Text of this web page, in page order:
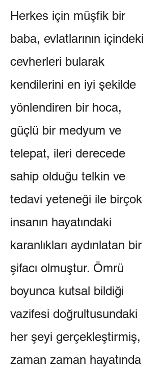
Herkes için müşfik bir
baba, evlatlarının içindeki
cevherleri bularak
kendilerini en iyi şekilde
yönlendiren bir hoca,
güçlü bir medyum ve
telepat, ileri derecede
sahip olduğu telkin ve
tedavi yeteneği ile birçok
insanın hayatındaki
karanlıkları aydınlatan bir
şifacı olmuştur. Ömrü
boyunca kutsal bildiği
vazifesi doğrultusundaki
her şeyi gerçekleştirmiş,
zaman zaman hayatında